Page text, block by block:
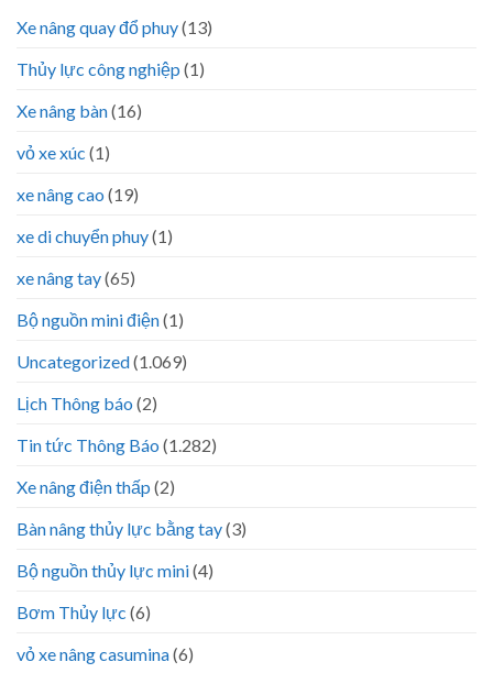
Xe nâng quay đổ phuy(13)
Thủy lực công nghiệp (1)
Xe nâng bàn(16)
vỏ xe xúc (1)
xe nâng cao (19)
xe di chuyển phuy(1)
xe nâng tay(65)
Bộ nguồn mini điện(1)
Uncategorized(1.069)
Lịch Thông báo (2)
Tin tức Thông Báo (1.282)
Xe nâng điện thấp (2)
Bàn nâng thủy lực bằng tay(3)
Bộ nguồn thủy lực mini(4)
Bơm Thủy lực (6)
vỏ xe nâng casumina(6)